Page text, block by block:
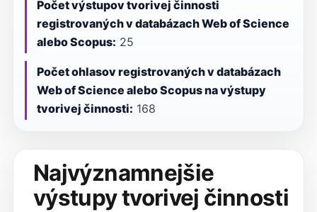
Počet výstupov tvorivej činnosti
registrovaných v databázach Web of Science
alebo Scopus: 25
Počet ohlasov registrovaných v databázach
Web of Science alebo Scopus na výstupy
tvorivej činnosti: 168
Najvýznamnejšie
výstupy tvorivej činnosti